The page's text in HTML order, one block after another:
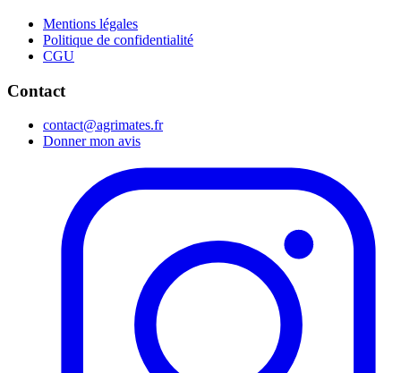
Mentions légales
Politique de confidentialité
CGU
Contact
contact@agrimates.fr
Donner mon avis